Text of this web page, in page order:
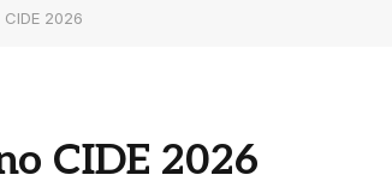
2026
CIDE 2026